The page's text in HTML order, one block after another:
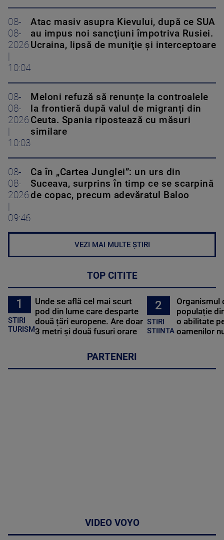
08-
08-
2026
|
10:04
Atac masiv asupra Kievului, după ce SUA
au impus noi sancţiuni împotriva Rusiei.
Ucraina, lipsă de muniţie şi interceptoare
08-
08-
2026
|
10:03
Meloni refuză să renunțe la controalele
la frontieră după valul de migranți din
Ceuta. Spania ripostează cu măsuri
similare
08-
08-
2026
|
09:46
Ca în „Cartea Junglei”: un urs din
Suceava, surprins în timp ce se scarpină
de copac, precum adevăratul Baloo
VEZI MAI MULTE ȘTIRI
TOP CITITE
1
STIRI
TURISM
Unde se află cel mai scurt
pod din lume care desparte
două țări europene. Are doar
3 metri și două fusuri orare
2
STIRI
STIINTA
Organismul
populație
o abilitate
oamenilor
PARTENERI
VIDEO VOYO